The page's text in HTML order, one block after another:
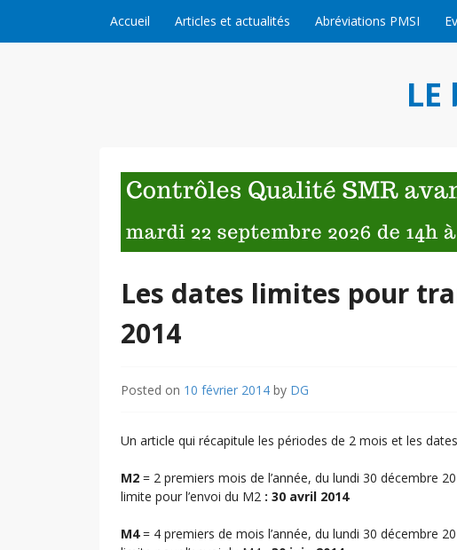
Accueil Articles et actualités Abréviations PMSI
Les dates limites pour
2014
Posted on 10 février 2014 by DG
Un article qui récapitule les périodes de 2 mois et les
M2 = 2 premiers mois de l’année, du lundi 30 décembre
limite pour l’envoi du M2 : 30 avril 2014
M4= 4 premiers de mois l’année, du lundi 30 décembre